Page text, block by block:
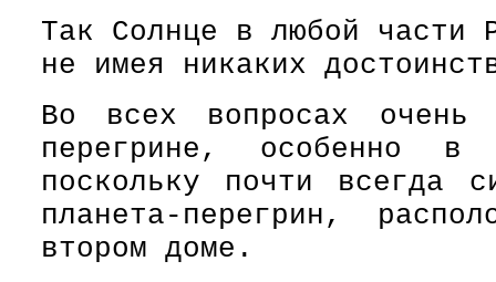
Так Солнце в любой части
не имея никаких
Во всех вопросах
перегрине, особенно в
поскольку почти всегда
планета-перегрин,
втором доме.